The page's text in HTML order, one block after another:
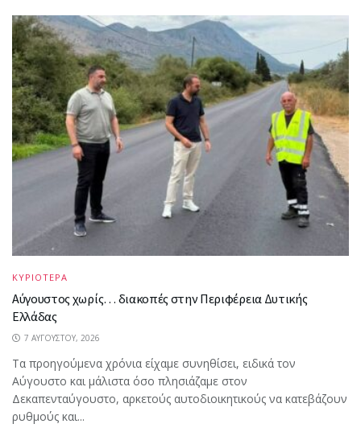
ΚΥΡΙΟΤΕΡΑ
Αύγουστος χωρίς… διακοπές στην Περιφέρεια Δυτικής
Ελλάδας
7 ΑΥΓΟΎΣΤΟΥ, 2026
Τα προηγούμενα χρόνια είχαμε συνηθίσει, ειδικά τον
Αύγουστο και μάλιστα όσο πλησιάζαμε στον
Δεκαπενταύγουστο, αρκετούς αυτοδιοικητικούς να κατεβάζουν
ρυθμούς και...